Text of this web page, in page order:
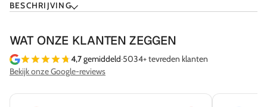
BESCHRIJVING
WAT ONZE KLANTEN ZEGGEN
4,7gemiddeld·5034+ tevreden klanten
Bekijk onze Google-reviews